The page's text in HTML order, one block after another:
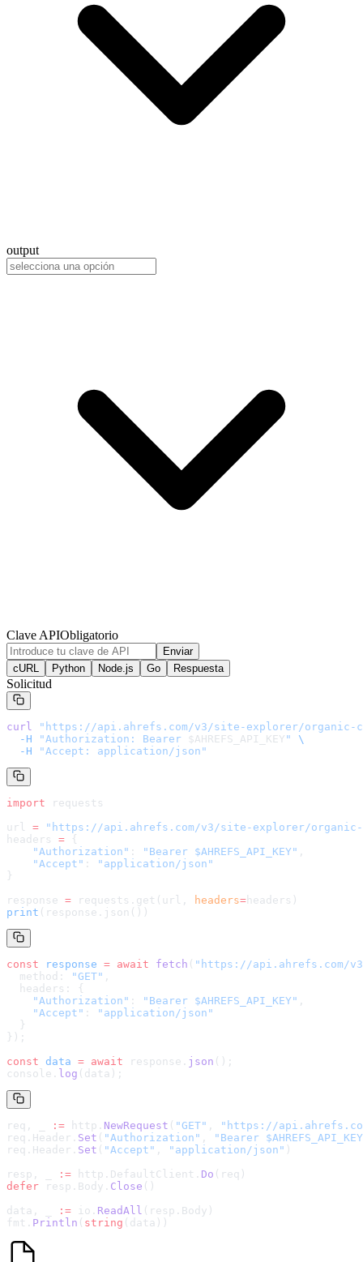
output
Clave APIObligatorio
Enviar
cURL
Python Node.js Go Respuesta
Solicitud
curl " https://api.ahrefs.com/v3/site-explorer/organic-
  -H
"Authorization: Bearer $AHREFS_API_KEY "
\
  -H
"Accept: application/json"
import requests
url = " https://api.ahrefs.com/v3/site-explorer/organic-
headers = {
    "Authorization"
: "Bearer $AHREFS_API_KEY" ,
    "Accept"
:
"application/json"
}
response = requests.get(url, headers= headers )
print (response.json())
const response = await fetch ( " https://api.ahrefs.com/
  method:
"GET" ,
  headers: {
    "Authorization"
: "Bearer $AHREFS_API_KEY" ,
    "Accept"
:
"application/json"
  }
});
const data = await response. json ();
console. log (data);
req, _ := http. NewRequest ( "GET" , " https://
req.Header. Set ( "Authorization" ,
"Bearer
req.Header. Set ( "Accept" , "application/json" )
resp, _
:= http.DefaultClient. Do (req)
defer resp.Body. Close ()
data, _
:= io. ReadAll (resp.Body)
fmt. Println ( string (data))